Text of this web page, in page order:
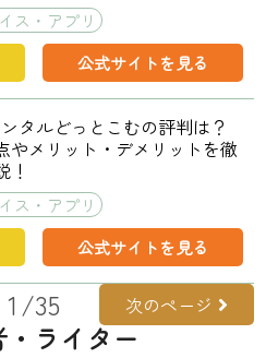
ス・アプリ
公式サイトを見る
タルどっとこむの評判は？
やメリット・デメリットを徹
！
ス・アプリ
公式サイトを見る
1 /35 次のページ
ライター